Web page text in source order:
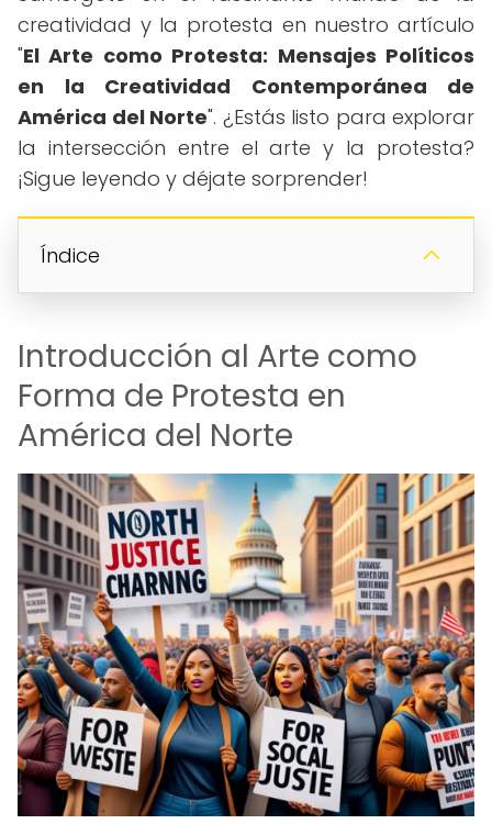
creatividad y la protesta en nuestro artículo
"El Arte como Protesta: Mensajes Políticos
en la Creatividad Contemporánea de
América del Norte". ¿Estás listo para explorar
la intersección entre el arte y la protesta?
¡Sigue leyendo y déjate sorprender!
Índice
Introducción al Arte como
Forma de Protesta en
América del Norte